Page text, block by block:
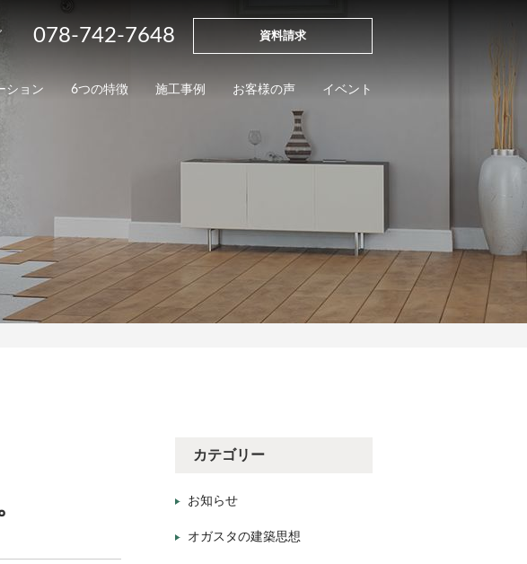
078-742-7648 資料請求
ション 6つの特徴 施工事例 お客様の声 イベント
カテゴリー
お知らせ
オガスタの建築思想